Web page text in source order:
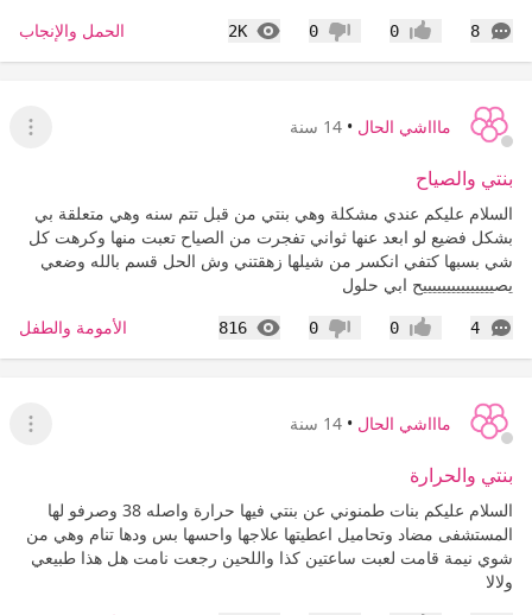
8
التعليقات إعجاب0 عدم إعجاب
0
2K
المشاهدات الحمل والإنجاب
ماااشي الحال • 14 سنة
عرض
بنتي والصياح
السلام عليكم عندي مشكلة وهي بنتي من قبل تتم سنه وهي متعلقة بي
بشكل فضيع لو ابعد عنها ثواني تفجرت من الصياح تعبت منها وكرهت كل
شي بسبها كتفي انكسر من شيلها زهقتني وش الحل قسم بالله وضعي
يصيييييييييييييييح ابي حلول
4
التعليقات إعجاب0 عدم إعجاب
0
816
المشاهدات الأمومة والطفل
ماااشي الحال • 14 سنة
عرض
بنتي والحرارة
السلام عليكم بنات طمنوني عن بنتي فيها حرارة واصله 38 وصرفو لها
المستشفى مضاد وتحاميل اعطيتها علاجها واحسها بس ودها تنام وهي من
شوي نيمة قامت لعبت ساعتين كذا واللحين رجعت نامت هل هذا طبيعي
ولالا